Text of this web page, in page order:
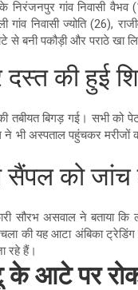
निरंजनपुर गांव निवासी
गांव निवासी ज्योति (26),
से बनी पकौड़ी और पराठे खा
दस्त की हुई
तबीयत बिगड़ गई। सभी को
भी अस्पताल पहुंचकर मरीजों
सैंपल को जांच
सौरभ असवाल ने बताया
की यह आटा अंबिका
रहे हैं।
आटे पर रोक